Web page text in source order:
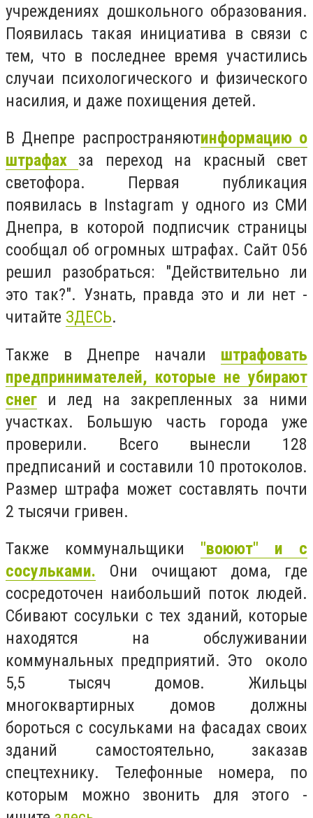
учреждениях дошкольного образования.
Появилась такая инициатива в связи с
тем, что в последнее время участились
случаи психологического и физического
насилия, и даже похищения детей.
В Днепре распространяютинформацию о
штрафах за переход на красный свет
светофора. Первая публикация
появилась в Instagram у одного из СМИ
Днепра, в которой подписчик страницы
сообщал об огромных штрафах. Сайт 056
решил разобраться: "Действительно ли
это так?". Узнать, правда это и ли нет -
читайте ЗДЕСЬ.
Также в Днепре начали штрафовать
предпринимателей, которые не убирают
снег и лед на закрепленных за ними
участках. Большую часть города уже
проверили. Всего вынесли 128
предписаний и составили 10 протоколов.
Размер штрафа может составлять почти
2 тысячи гривен.
Также коммунальщики "воюют" и с
сосульками. Они очищают дома, где
сосредоточен наибольший поток людей.
Сбивают сосульки с тех зданий, которые
находятся на обслуживании
коммунальных предприятий. Это около
5,5 тысяч домов. Жильцы
многоквартирных домов должны
бороться с сосульками на фасадах своих
зданий самостоятельно, заказав
спецтехнику. Телефонные номера, по
которым можно звонить для этого -